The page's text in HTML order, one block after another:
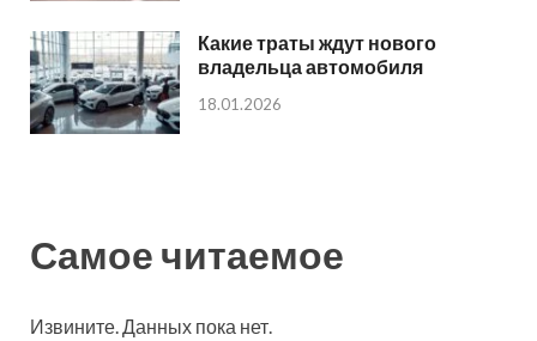
Какие траты ждут нового
владельца автомобиля
18.01.2026
Самое читаемое
Извините. Данных пока нет.